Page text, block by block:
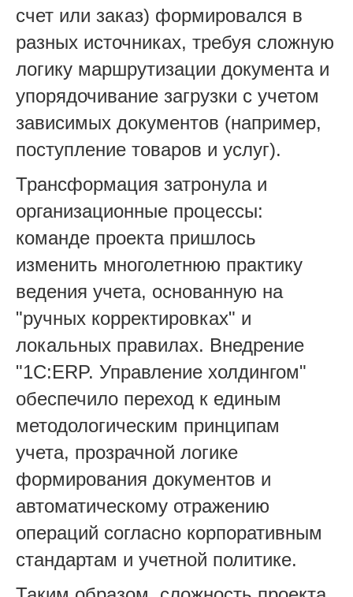
счет или заказ) формировался в
разных источниках, требуя сложную
логику маршрутизации документа и
упорядочивание загрузки с учетом
зависимых документов (например,
поступление товаров и услуг).
Трансформация затронула и
организационные процессы:
команде проекта пришлось
изменить многолетнюю практику
ведения учета, основанную на
"ручных корректировках" и
локальных правилах. Внедрение
"1С:ERP. Управление холдингом"
обеспечило переход к единым
методологическим принципам
учета, прозрачной логике
формирования документов и
автоматическому отражению
операций согласно корпоративным
стандартам и учетной политике.